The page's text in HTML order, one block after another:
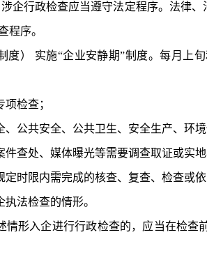
涉企行政检查应当遵守法定程序。法律
程序。
度） 实施“企业安静期”制度。每月上
项检查；
、公共安全、公共卫生、安全生产、环
件查处、媒体曝光等需要调查取证或实地
定时限内需完成的核查、复查、检查或
执法检查的情形。
情形入企进行行政检查的，应当在检